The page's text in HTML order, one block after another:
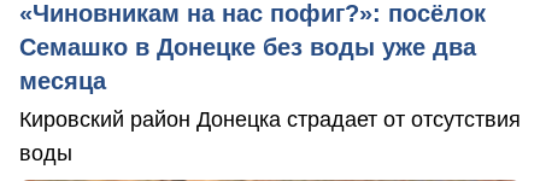
«Чиновникам на нас пофиг?»: посёлок
Семашко в Донецке без воды уже два
месяца
Кировский район Донецка страдает от отсутствия
воды